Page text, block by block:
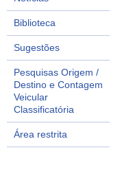
Biblioteca
Sugestões
Pesquisas Origem /
Destino e Contagem
Veicular
Classificatória
Área restrita